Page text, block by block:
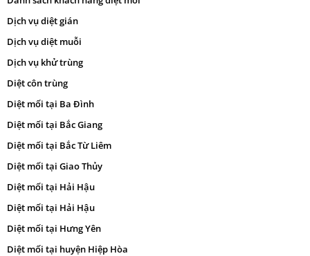
Dịch vụ diệt gián
Dịch vụ diệt muỗi
Dịch vụ khử trùng
Diệt côn trùng
Diệt mối tại Ba Đình
Diệt mối tại Bắc Giang
Diệt mối tại Bắc Từ Liêm
Diệt mối tại Giao Thủy
Diệt mối tại Hải Hậu
Diệt mối tại Hải Hậu
Diệt mối tại Hưng Yên
Diệt mối tại huyện Hiệp Hòa